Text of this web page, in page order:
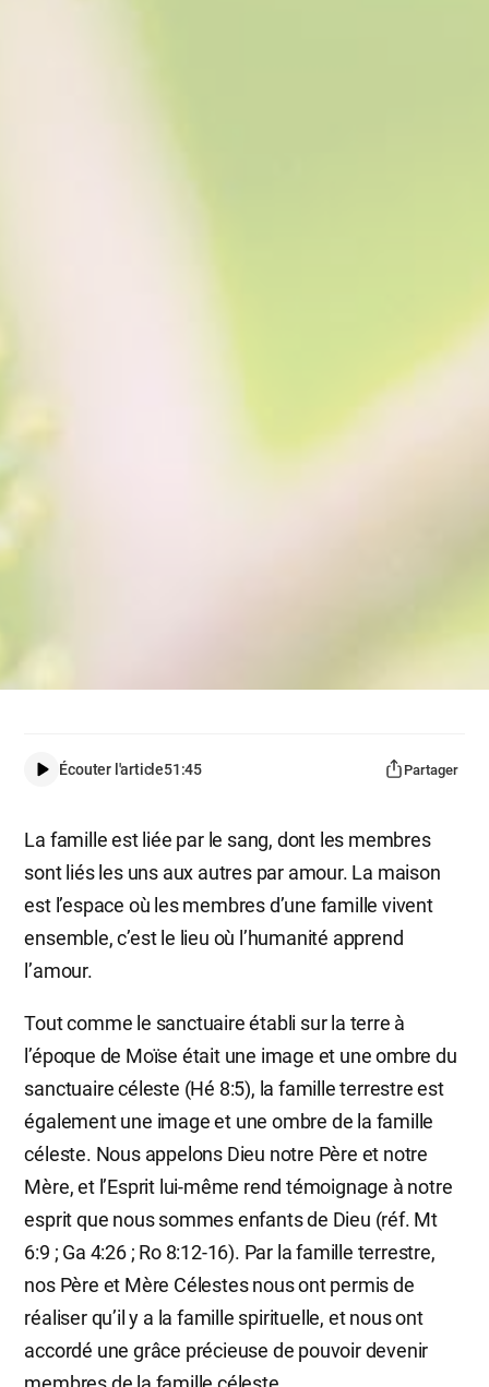
Écouter l'article51:45 Partager
La famille est liée par le sang, dont les membres
sont liés les uns aux autres par amour. La maison
est l’espace où les membres d’une famille vivent
ensemble, c’est le lieu où l’humanité apprend
l’amour.
Tout comme le sanctuaire établi sur la terre à
l’époque de Moïse était une image et une ombre du
sanctuaire céleste (Hé 8:5), la famille terrestre est
également une image et une ombre de la famille
céleste. Nous appelons Dieu notre Père et notre
Mère, et l’Esprit lui-même rend témoignage à notre
esprit que nous sommes enfants de Dieu (réf. Mt
6:9 ; Ga 4:26 ; Ro 8:12-16). Par la famille terrestre,
nos Père et Mère Célestes nous ont permis de
réaliser qu’il y a la famille spirituelle, et nous ont
accordé une grâce précieuse de pouvoir devenir